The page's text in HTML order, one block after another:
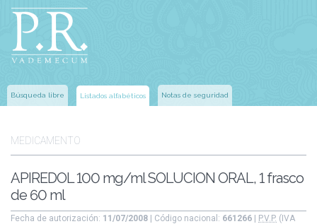
Búsqueda libre Listados alfabéticos Notas de seguridad
MEDICAMENTO
APIREDOL 100 mg/ml SOLUCION ORAL, 1 frasco
de 60 ml
Fecha de autorización: 11/07/2008 | Código nacional: 661266 P.V.P. (IVA